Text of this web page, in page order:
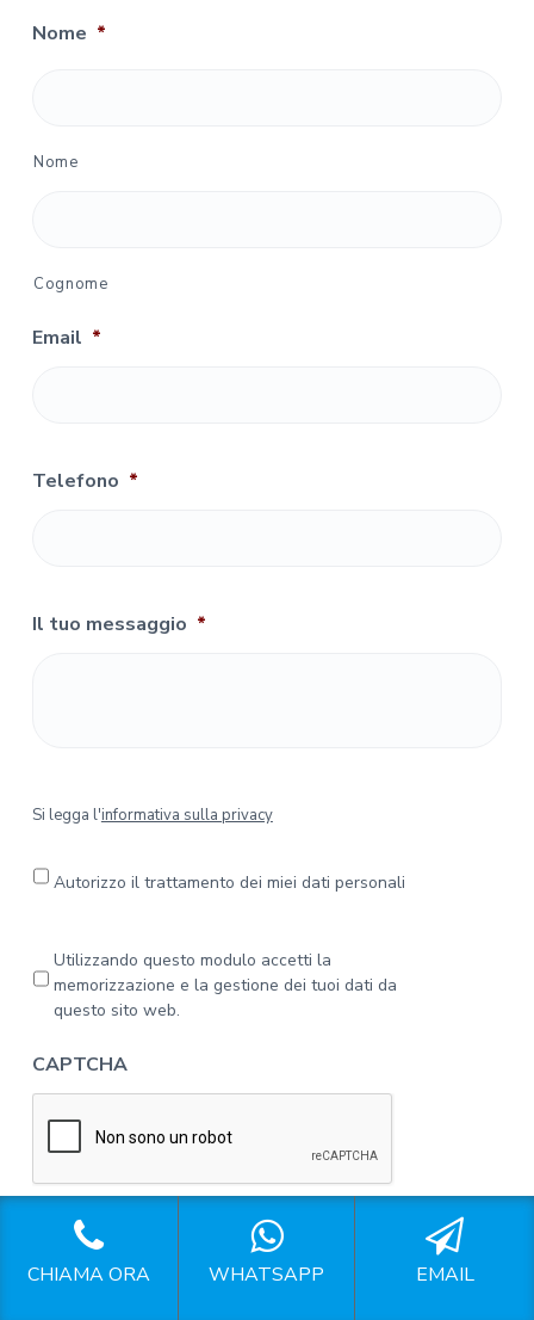
Nome *
Nome
Cognome
Email *
Telefono *
Il tuo messaggio *
S
e
l
f
o
t
a
s
Si legga l'informativa sulla privacy
Autorizzo il trattamento dei miei dati personali
r
c
y
*
Utilizzando questo modulo accetti la
memorizzazione e la gestione dei tuoi dati da
questo sito web.
CAPTCHA
Gestione Profili Instagram
CHIAMA ORA WHATSAPP EMAIL